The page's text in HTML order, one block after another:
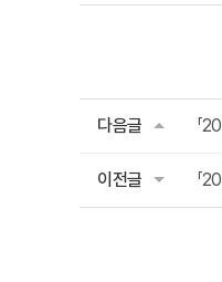
다음글 「
이전글 「